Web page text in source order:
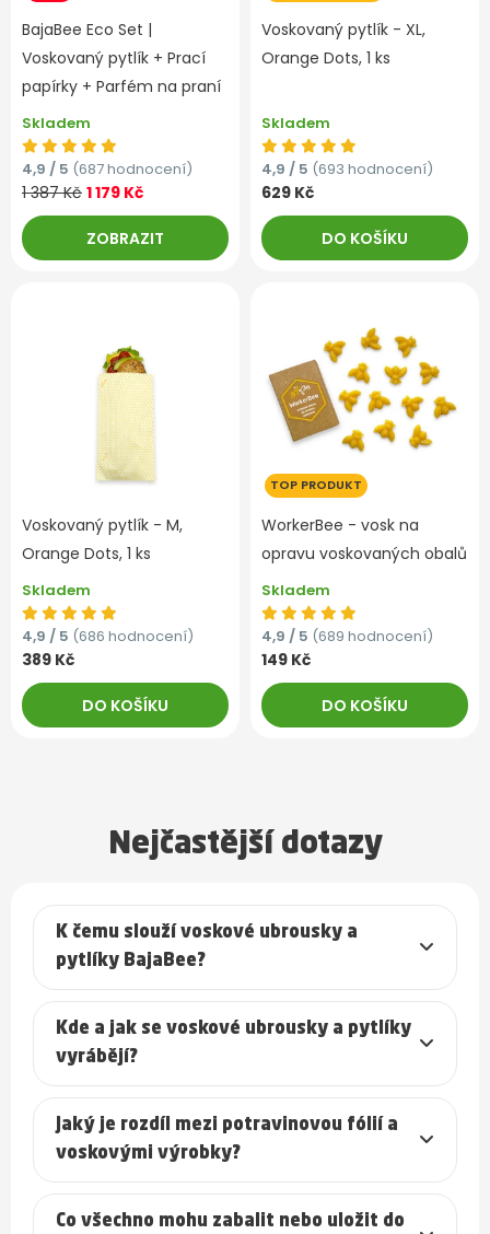
BajaBee Eco Set |
Voskovaný pytlík + Prací
papírky + Parfém na praní
Skladem
4,9 / 5 (687 hodnocení)
1 387 Kč 1 179 Kč
ZOBRAZIT
Voskovaný pytlík - XL,
Orange Dots, 1 ks
Skladem
4,9 / 5 (693 hodnocení)
629 Kč
DO KOŠÍKU
Voskovaný pytlík - M,
Orange Dots, 1 ks
Skladem
4,9 / 5 (686 hodnocení)
389 Kč
DO KOŠÍKU
TOP PRODUKT
WorkerBee - vosk na
opravu voskovaných obalů
Skladem
4,9 / 5 (689 hodnocení)
149 Kč
DO KOŠÍKU
Nejčastější dotazy
K čemu slouží voskové ubrousky a
pytlíky BajaBee?
Kde a jak se voskové ubrousky a pytlíky
vyrábějí?
Jaký je rozdíl mezi potravinovou fólií a
voskovými výrobky?
Co všechno mohu zabalit nebo uložit do